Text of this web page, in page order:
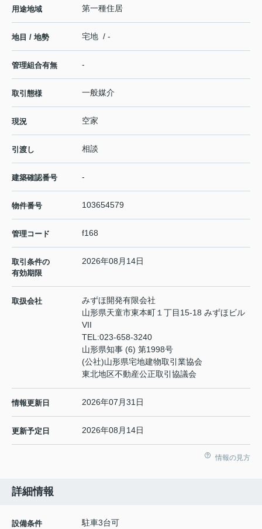
用途地域 第一種住居
地目 / 地勢 宅地 / -
管理組合有無 -
取引態様 一般媒介
現況 空家
引渡し 相談
建築確認番号 -
物件番号 103654579
管理コード f168
取引条件の
有効期限
2026年08月14日
取扱会社
みずほ開発有限会社
山形県天童市東本町１丁目15-18 みずほビル
VII
TEL:023-658-3240
山形県知事 (6) 第1998号
(公社)山形県宅地建物取引業協会
東北地区不動産公正取引協議会
情報更新日 2026年07月31日
更新予定日 2026年08月14日
情報の見方
詳細情報
設備条件
駐車3台可